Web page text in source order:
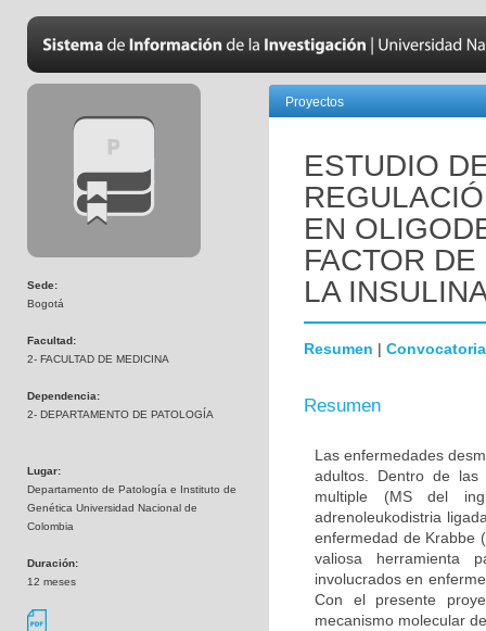
Sede:
Bogotá
Facultad:
2- FACULTAD DE MEDICINA
Dependencia:
2- DEPARTAMENTO DE PATOLOGÍA
Lugar:
Departamento de Patología e Instituto de
Genética Universidad Nacional de
Colombia
Duración:
12 meses
Proyectos
ESTUDIO
EN
FACTOR
LA
Resumen | Convocatoria
Resumen
Las enfermedades
adultos. Dentro de las
multiple (MS del
adrenoleukodistria
enfermedad de Krabbe
valiosa herramienta
involucrados en
Con el presente
mecanismo molecular